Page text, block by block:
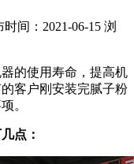
间：2021-06-15 浏
的使用寿命，提高机
客户刚安装完腻子粉
。
点：